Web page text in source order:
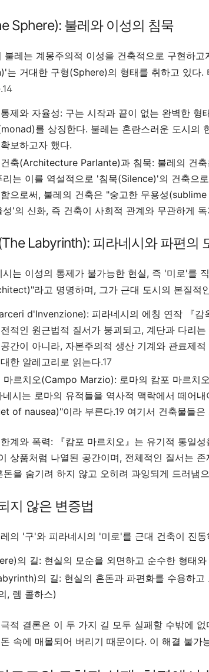
Sphere): 불레와 이성의 침묵
불레는 계몽주의적 이성을 건축적으로 구현하
거대한 구형(Sphere)의 형태를 취하고 있다.
14
제와 자율성: 구는 시작과 끝이 없는 완벽한 형
를 상징한다. 불레는 혼란스러운 도시의
보하고자 했다.
축(Architecture Parlante)과 침묵: 불레의 건
리는 이를 역설적으로 '침묵(Silence)'의 건축으
으로써, 불레의 건축은 "숭고한 무용성
성'의 신화, 즉 건축이 사회적 관계와 무관하게
Labyrinth): 피라네시와 파편의
시는 이성의 통제가 불가능한 현실, 즉 '미로'를
라고 명명하며, 그가 근대 도시의 본질적
d'Invenzione): 피라네시의 에칭 연작 『감
적인 원근법적 질서가 붕괴되고, 계단과 다리
간이 아니라, 자본주의적 생산 기계와 관료제
한 알레고리로 읽는다.17
마르치오(Campo Marzio): 로마의 캄포 마르치
네시는 로마의 유적들을 역사적 맥락에서 떼어
of nausea)"이라 부른다.19 여기서 건축물들
계와 폭력: 『캄포 마르치오』는 유기적 통일
상품처럼 나열된 공간이며, 전체적인 질서는
돈을 숨기려 하지 않고 오히려 과잉되게 드러냄
지 않은 변증법
의 '구'와 피라네시의 '미로'를 근대 건축이 진
의 길: 현실의 모순을 외면하고 순수한 형태
의 길: 현실의 혼돈과 파편화를 수용하
, 렘 콜하스)
적 결론은 이 두 가지 길 모두 실패할 수밖에
속에 매몰되어 버리기 때문이다. 이 해결 불